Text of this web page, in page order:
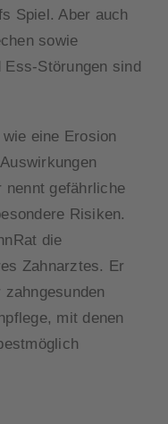
Spiel. Aber auch
sowie
Ess-Störungen sind
eine Erosion
nennt gefährliche
Risiken.
die
Zahnarztes. Er
mit denen